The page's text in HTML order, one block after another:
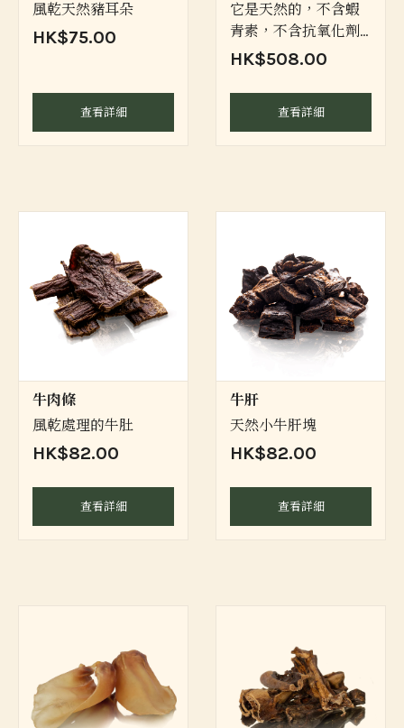
風乾天然豬耳朵
HK$75.00
查看詳細
它是天然的，不含蝦
青素，不含抗氧化劑
100%來自挪威西岸的
HK$508.00
查看詳細
牛肉條
風乾處理的牛肚
HK$82.00
查看詳細
牛肝
天然小牛肝塊
HK$82.00
查看詳細